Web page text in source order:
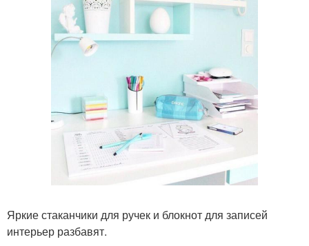
Яркие стаканчики для ручек и блокнот для записей
интерьер разбавят.